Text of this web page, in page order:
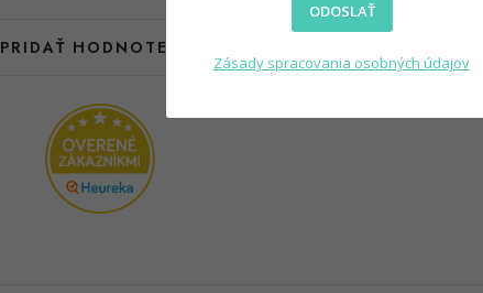
PRIDAŤ HODNOTENIE
ODOSLAŤ
Zásady spracovania osobných údajov